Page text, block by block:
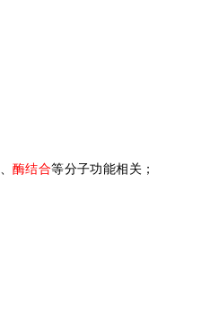
、酶结合等分子功能相关 ；